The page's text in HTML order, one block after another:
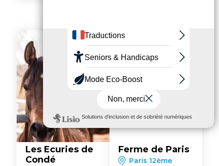
Les Ecuries de
Condé
Ferme de Paris
Paris 12ème